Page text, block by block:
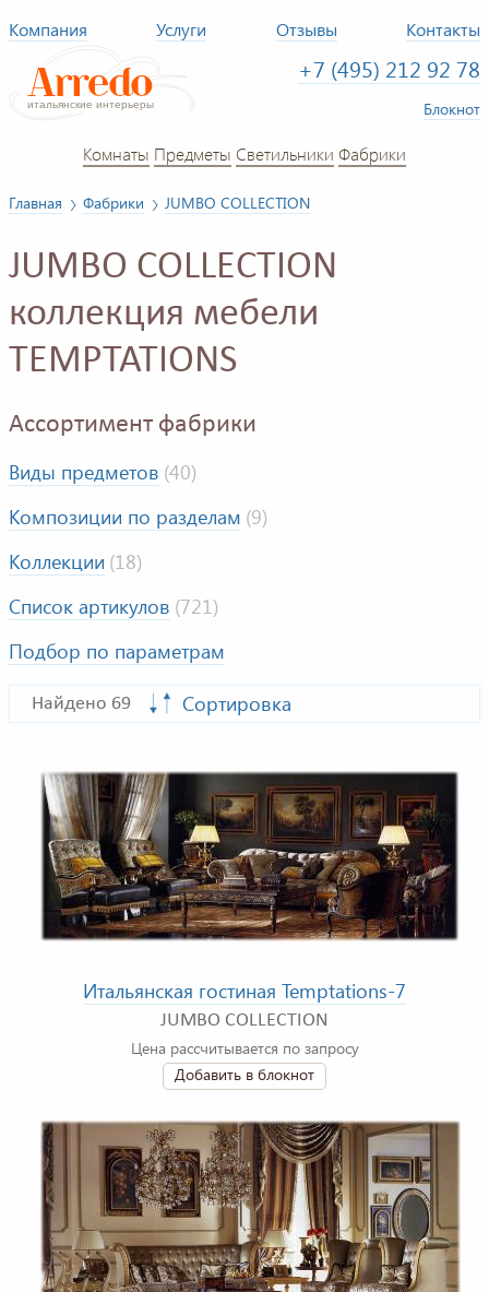
Компания Услуги Отзывы Контакты
+7 (495) 212 92 78
Блокнот
Комнаты Предметы Светильники Фабрики
Главная Фабрики JUMBO COLLECTION
JUMBO COLLECTION
коллекция мебели
TEMPTATIONS
Ассортимент фабрики
Виды предметов (40)
Композиции по разделам (9)
Коллекции (18)
Список артикулов (721)
Подбор по параметрам
Найдено 69 Сортировка
Итальянская гостиная Temptations-7
JUMBO COLLECTION
Цена рассчитывается по запросу
Добавить в блокнот